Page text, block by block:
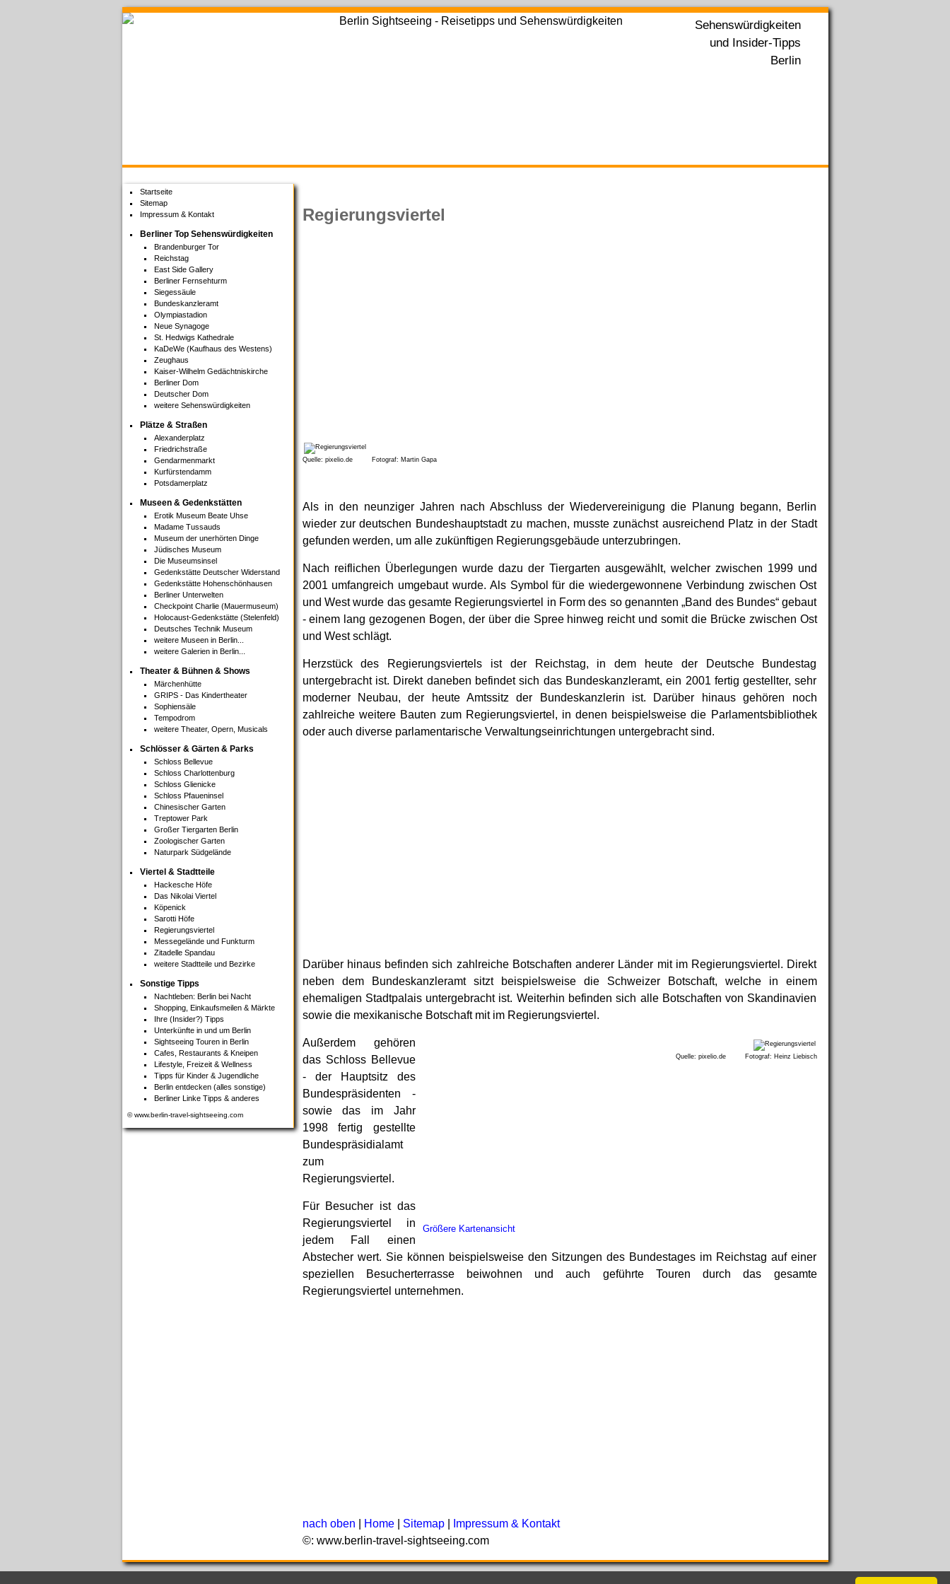
Sehenswürdigkeiten
und Insider-Tipps
Berlin
Regierungsviertel
Quelle: pixelio.de Fotograf: Martin Gapa
Als in den neunziger Jahren nach Abschluss der Wiedervereinigung die Planung begann, Berlin
wieder zur deutschen Bundeshauptstadt zu machen, musste zunächst ausreichend Platz in der Stadt
gefunden werden, um alle zukünftigen Regierungsgebäude unterzubringen.
Nach reiflichen Überlegungen wurde dazu der Tiergarten ausgewählt, welcher zwischen 1999 und
2001 umfangreich umgebaut wurde. Als Symbol für die wiedergewonnene Verbindung zwischen Ost
und West wurde das gesamte Regierungsviertel in Form des so genannten „Band des Bundes“ gebaut
- einem lang gezogenen Bogen, der über die Spree hinweg reicht und somit die Brücke zwischen Ost
und West schlägt.
Herzstück des Regierungsviertels ist der Reichstag, in dem heute der Deutsche Bundestag
untergebracht ist. Direkt daneben befindet sich das Bundeskanzleramt, ein 2001 fertig gestellter, sehr
moderner Neubau, der heute Amtssitz der Bundeskanzlerin ist. Darüber hinaus gehören noch
zahlreiche weitere Bauten zum Regierungsviertel, in denen beispielsweise die Parlamentsbibliothek
oder auch diverse parlamentarische Verwaltungseinrichtungen untergebracht sind.
Darüber hinaus befinden sich zahlreiche Botschaften anderer Länder mit im Regierungsviertel. Direkt
neben dem Bundeskanzleramt sitzt beispielsweise die Schweizer Botschaft, welche in einem
ehemaligen Stadtpalais untergebracht ist. Weiterhin befinden sich alle Botschaften von Skandinavien
sowie die mexikanische Botschaft mit im Regierungsviertel.
Quelle: pixelio.de Fotograf: Heinz Liebisch
Größere Kartenansicht
Außerdem gehören
das Schloss Bellevue
- der Hauptsitz des
Bundespräsidenten -
sowie das im Jahr
1998 fertig gestellte
Bundespräsidialamt
zum
Regierungsviertel.
Für Besucher ist das
Regierungsviertel in
jedem Fall einen
Abstecher wert. Sie können beispielsweise den Sitzungen des Bundestages im Reichstag auf einer
speziellen Besucherterrasse beiwohnen und auch geführte Touren durch das gesamte
Regierungsviertel unternehmen.
nach oben Home| Sitemap|
Impressum & Kontakt
©: www.berlin-travel-sightseeing.com
Startseite
Sitemap
Impressum & Kontakt
Berliner Top Sehenswürdigkeiten
Brandenburger Tor
Reichstag
East Side Gallery
Berliner Fernsehturm
Siegessäule
Bundeskanzleramt
Olympiastadion
Neue Synagoge
St. Hedwigs Kathedrale
KaDeWe (Kaufhaus des Westens)
Zeughaus
Kaiser-Wilhelm Gedächtniskirche
Berliner Dom
Deutscher Dom
weitere Sehenswürdigkeiten
Plätze & Straßen
Alexanderplatz
Friedrichstraße
Gendarmenmarkt
Kurfürstendamm
Potsdamerplatz
Museen & Gedenkstätten
Erotik Museum Beate Uhse
Madame Tussauds
Museum der unerhörten Dinge
Jüdisches Museum
Die Museumsinsel
Gedenkstätte Deutscher Widerstand
Gedenkstätte Hohenschönhausen
Berliner Unterwelten
Checkpoint Charlie (Mauermuseum)
Holocaust-Gedenkstätte (Stelenfeld)
Deutsches Technik Museum
weitere Museen in Berlin...
weitere Galerien in Berlin...
Theater & Bühnen & Shows
Märchenhütte
GRIPS - Das Kindertheater
Sophiensäle
Tempodrom
weitere Theater, Opern, Musicals
Schlösser & Gärten & Parks
Schloss Bellevue
Schloss Charlottenburg
Schloss Glienicke
Schloss Pfaueninsel
Chinesischer Garten
Treptower Park
Großer Tiergarten Berlin
Zoologischer Garten
Naturpark Südgelände
Viertel & Stadtteile
Hackesche Höfe
Das Nikolai Viertel
Köpenick
Sarotti Höfe
Regierungsviertel
Messegelände und Funkturm
Zitadelle Spandau
weitere Stadtteile und Bezirke
Sonstige Tipps
Nachtleben: Berlin bei Nacht
Shopping, Einkaufsmeilen & Märkte
Ihre (Insider?) Tipps
Unterkünfte in und um Berlin
Sightseeing Touren in Berlin
Cafes, Restaurants & Kneipen
Lifestyle, Freizeit & Wellness
Tipps für Kinder & Jugendliche
Berlin entdecken (alles sonstige)
Berliner Linke Tipps & anderes
© www.berlin-travel-sightseeing.com